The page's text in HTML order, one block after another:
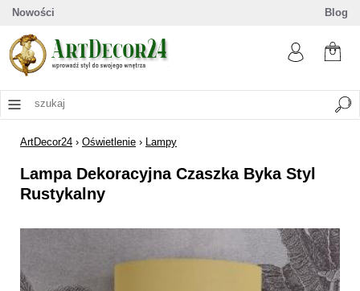
Nowości Blog
ArtDecor24 › Oświetlenie › Lampy
Lampa Dekoracyjna Czaszka Byka Styl
Rustykalny